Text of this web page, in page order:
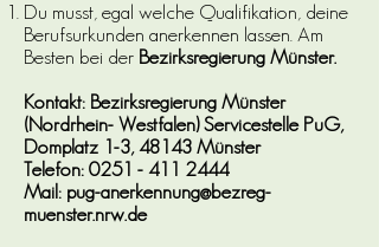
Du musst, egal welche Qualifikation, deine
Berufsurkunden anerkennen lassen. Am
Besten bei der Bezirksregierung Münster.
Kontakt: Bezirksregierung Münster
(Nordrhein- Westfalen) Servicestelle PuG,
Domplatz 1-3, 48143 Münster
Telefon: 0251 - 411 2444
Mail: pug-anerkennung@bezreg-
muenster.nrw.de